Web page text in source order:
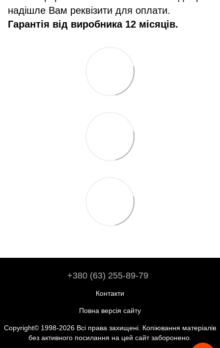
надішле Вам реквізити для оплати.
Гарантія від виробника 12 місяців.
+380 (63) 255-89-79
Контакти
Повна версія сайту
Copyright© 1998-2026 Всі права захищені. Копіювання матеріалів
без активного посилання на цей сайт заборонено.